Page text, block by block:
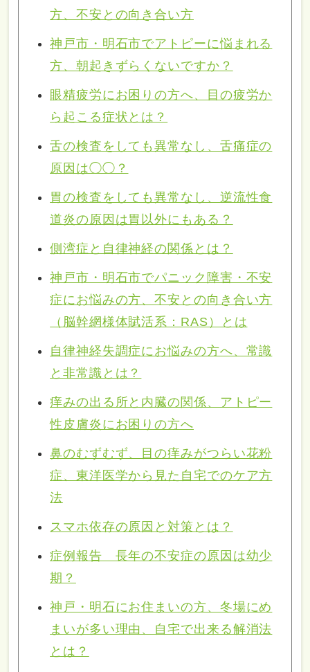
方、不安との向き合い方
神戸市・明石市でアトピーに悩まれる
方、朝起きずらくないですか？
眼精疲労にお困りの方へ、目の疲労か
ら起こる症状とは？
舌の検査をしても異常なし、舌痛症の
原因は◯◯？
胃の検査をしても異常なし、逆流性食
道炎の原因は胃以外にもある？
側湾症と自律神経の関係とは？
神戸市・明石市でパニック障害・不安
症にお悩みの方、不安との向き合い方
（脳幹網様体賦活系：RAS）とは
自律神経失調症にお悩みの方へ、常識
と非常識とは？
痒みの出る所と内臓の関係、アトピー
性皮膚炎にお困りの方へ
鼻のむずむず、目の痒みがつらい花粉
症、東洋医学から見た自宅でのケア方
法
スマホ依存の原因と対策とは？
症例報告 長年の不安症の原因は幼少
期？
神戸・明石にお住まいの方、冬場にめ
まいが多い理由、自宅で出来る解消法
とは？